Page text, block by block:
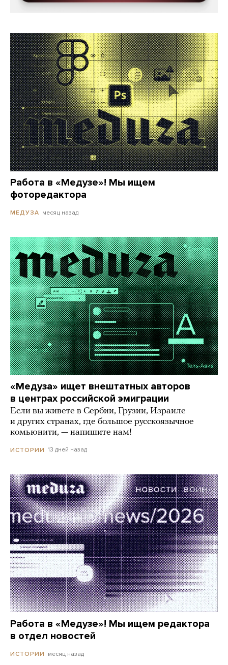
Работа в «Медузе»! Мы ищем
фоторедактора
МЕДУЗА месяц назад
«Медуза» ищет внештатных авторов
в центрах российской эмиграции
Если вы живете в Сербии, Грузии, Израиле
и других странах, где большое русскоязычное
комьюнити, — напишите нам!
ИСТОРИИ 13 дней назад
Работа в «Медузе»! Мы ищем редактора
в отдел новостей
ИСТОРИИ месяц назад